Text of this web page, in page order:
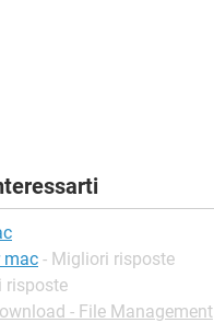
mac - Migliori risposte
risposte
- File Management